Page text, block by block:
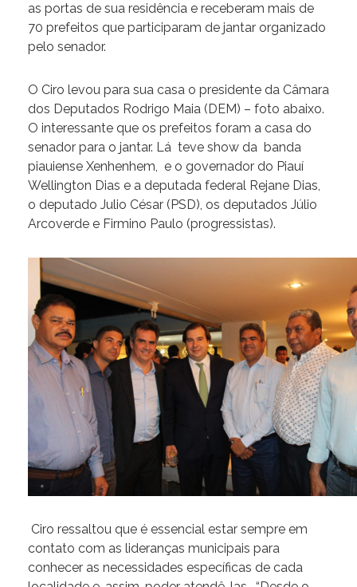
as portas de sua residência e receberam mais de
70 prefeitos que participaram de jantar organizado
pelo senador.
O Ciro levou para sua casa o presidente da Câmara
dos Deputados Rodrigo Maia (DEM) – foto abaixo.
O interessante que os prefeitos foram a casa do
senador para o jantar. Lá teve show da banda
piauiense Xenhenhem, e o governador do Piauí
Wellington Dias e a deputada federal Rejane Dias,
o deputado Julio César (PSD), os deputados Júlio
Arcoverde e Firmino Paulo (progressistas).
Ciro ressaltou que é essencial estar sempre em
contato com as lideranças municipais para
conhecer as necessidades específicas de cada